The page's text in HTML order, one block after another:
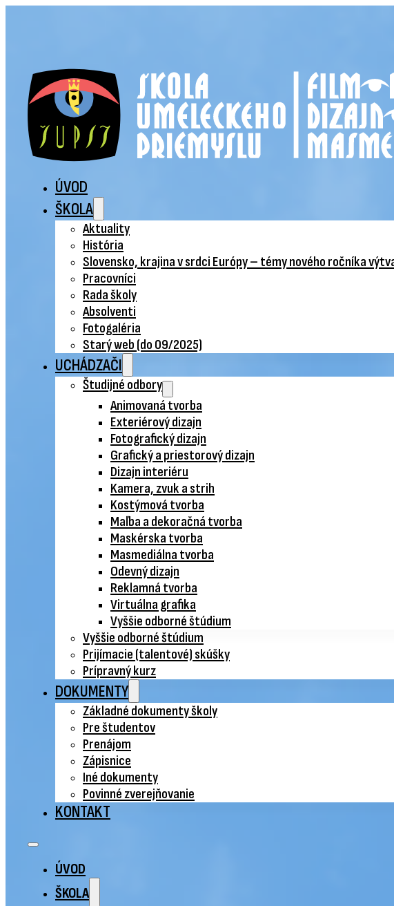
ÚVOD
ŠKOLA
Aktuality
História
Slovensko, krajina v srdci Európy – témy nového ročníka
Pracovníci
Rada školy
Absolventi
Fotogaléria
Starý web (do 09/2025)
UCHÁDZAČI
Študijné odbory
Animovaná tvorba
Exteriérový dizajn
Fotografický dizajn
Grafický a priestorový dizajn
Dizajn interiéru
Kamera, zvuk a strih
Kostýmová tvorba
Maľba a dekoračná tvorba
Maskérska tvorba
Masmediálna tvorba
Odevný dizajn
Reklamná tvorba
Virtuálna grafika
Vyššie odborné štúdium
Vyššie odborné štúdium
Prijímacie (talentové) skúšky
Prípravný kurz
DOKUMENTY
Základné dokumenty školy
Pre študentov
Prenájom
Zápisnice
Iné dokumenty
Povinné zverejňovanie
KONTAKT
ÚVOD
ŠKOLA